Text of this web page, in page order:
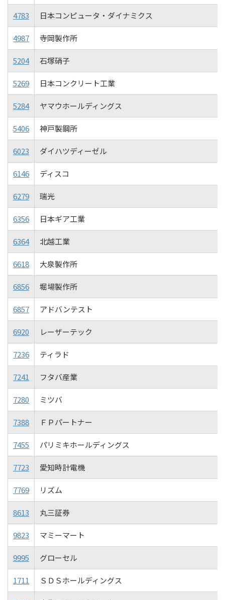
4783 日本コンピュータ・ダイナミクス
4987 寺岡製作所
5204 石塚硝子
5269 日本コンクリート工業
5284 ヤマウホールディングス
5406 神戸製鋼所
6023 ダイハツディーゼル
6146 ディスコ
6279 瑞光
6356 日本ギア工業
6364 北越工業
6618 大泉製作所
6856 堀場製作所
6857 アドバンテスト
6920 レーザーテック
7236 ティラド
7241 フタバ産業
7280 ミツバ
7388 ＦＰパートナー
7455 パリミキホールディングス
7723 愛知時計電機
7769 リズム
8613 丸三証券
9823 マミーマート
9995 グローセル
1711 ＳＤＳホールディングス